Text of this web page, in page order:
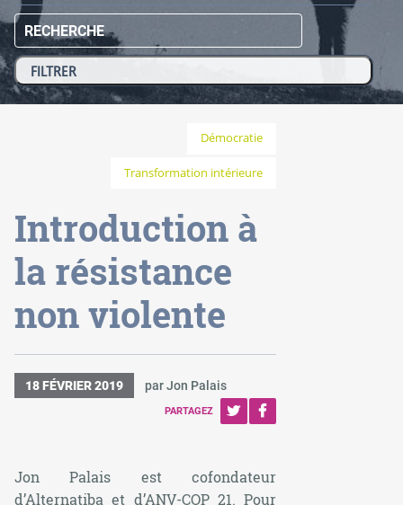
RECHERCHE
Démocratie
Transformation intérieure
Introduction à
la résistance
non violente
18 FÉVRIER 2019 par Jon Palais
PARTAGEZ
Jon Palais est cofondateur
d’Alternatiba et d’ANV-COP 21. Pour